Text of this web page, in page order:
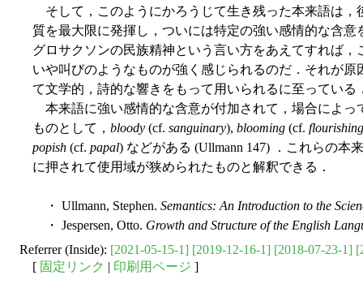
そして，このようにかろうじて生き残った本来語は，
質を最大限に発揮し，ついには特定の強い感情的な含
グロサクソンの民族精神という言い方をあえてすれば
いや叫びのようなものが強く感じられるのだ．それが
て文学的，詩的な響きをもって用いられるに至っている
本来語に強い感情的な含意が付加されて，場合によっ
ものとして， bloody (cf. sanguinary), blooming (cf. flourishing
popish (cf. papal) などがある (Ullmann 147) ．これらの本
に押されて使用域が狭められたものと解釈できる．
・ Ullmann, Stephen. Semantics: An Introduction to the
・ Jespersen, Otto. Growth and Structure of the English
Referrer (Inside): [2021-05-15-1] [2019-12-16-1] [2018-07-23-1]
[ 固定リンク | 印刷用ページ ]